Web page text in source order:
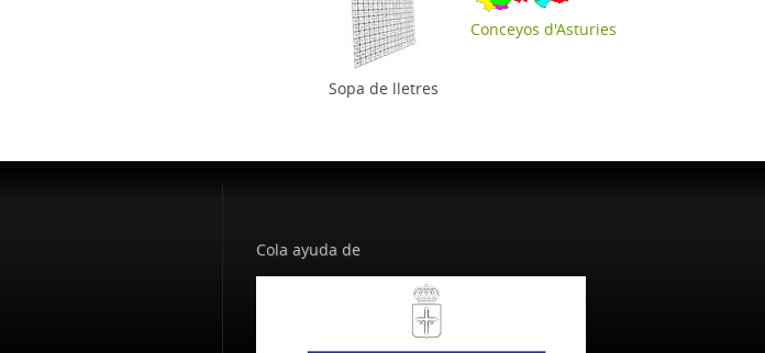
Sopa de lletres
Conceyos d'Asturies
Cola ayuda de